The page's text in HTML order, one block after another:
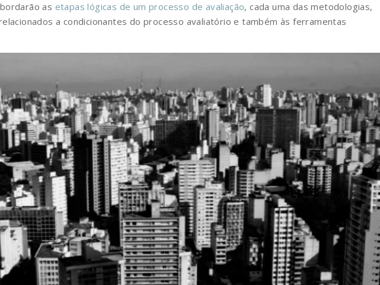
as etapas lógicas de um processo de avaliação, cada uma das metodologias,
a condicionantes do processo avaliatório e também às ferramentas